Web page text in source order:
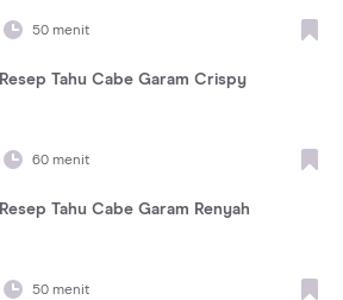
50 menit
Resep Tahu Cabe Garam Crispy
60 menit
Resep Tahu Cabe Garam Renyah
50 menit